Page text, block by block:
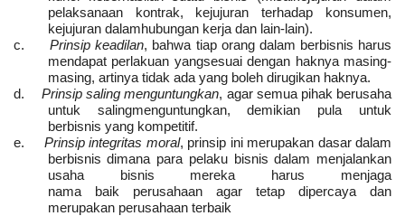
pelaksanaan kontrak, kejujuran terhadap konsumen,
kejujuran dalamhubungan kerja dan lain-lain).
c.
Prinsip keadilan, bahwa tiap orang dalam berbisnis harus
mendapat perlakuan yangsesuai dengan haknya masing-
masing, artinya tidak ada yang boleh dirugikan haknya.
d.
Prinsip saling menguntungkan, agar semua pihak berusaha
untuk salingmenguntungkan, demikian pula untuk
berbisnis yang kompetitif.
e.
Prinsip integritas moral, prinsip ini merupakan dasar dalam
berbisnis dimana para pelaku bisnis dalam menjalankan
usaha bisnis mereka harus menjaga
nama baik perusahaan agar tetap dipercaya dan
merupakan perusahaan terbaik